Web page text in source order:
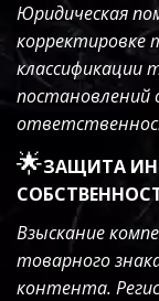
Юридическая
корректировке
классификации
постановлений
🌟ЗАЩИТА
Взыскание
товарного
контента.